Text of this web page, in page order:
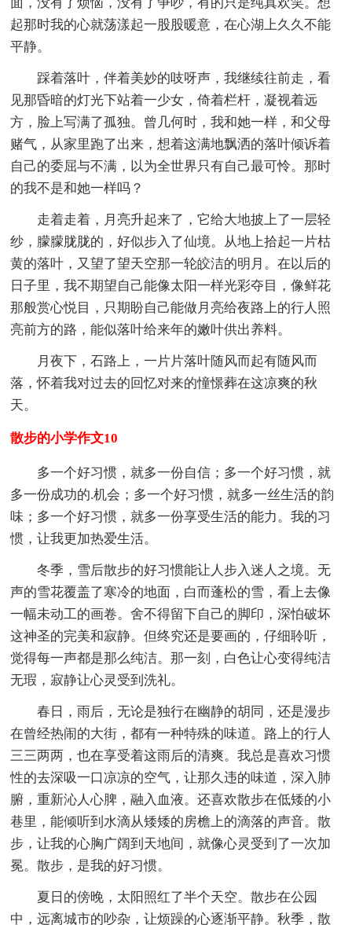
面，没有了烦恼，没有了争吵，有的只是纯真欢笑。想
起那时我的心就荡漾起一股股暖意，在心湖上久久不能
平静。
踩着落叶，伴着美妙的吱呀声，我继续往前走，看
见那昏暗的灯光下站着一少女，倚着栏杆，凝视着远
方，脸上写满了孤独。曾几何时，我和她一样，和父母
赌气，从家里跑了出来，想着这满地飘洒的落叶倾诉着
自己的委屈与不满，以为全世界只有自己最可怜。那时
的我不是和她一样吗？
走着走着，月亮升起来了，它给大地披上了一层轻
纱，朦朦胧胧的，好似步入了仙境。从地上拾起一片枯
黄的落叶，又望了望天空那一轮皎洁的明月。在以后的
日子里，我不期望自己能像太阳一样光彩夺目，像鲜花
那般赏心悦目，只期盼自己能做月亮给夜路上的行人照
亮前方的路，能似落叶给来年的嫩叶供出养料。
月夜下，石路上，一片片落叶随风而起有随风而
落，怀着我对过去的回忆对来的憧憬葬在这凉爽的秋
天。
散步的小学作文10
多一个好习惯，就多一份自信；多一个好习惯，就
多一份成功的.机会；多一个好习惯，就多一丝生活的韵
味；多一个好习惯，就多一份享受生活的能力。我的习
惯，让我更加热爱生活。
冬季，雪后散步的好习惯能让人步入迷人之境。无
声的雪花覆盖了寒冷的地面，白而蓬松的雪，看上去像
一幅未动工的画卷。舍不得留下自己的脚印，深怕破坏
这神圣的完美和寂静。但终究还是要画的，仔细聆听，
觉得每一声都是那么纯洁。那一刻，白色让心变得纯洁
无瑕，寂静让心灵受到洗礼。
春日，雨后，无论是独行在幽静的胡同，还是漫步
在曾经热闹的大街，都有一种特殊的味道。路上的行人
三三两两，也在享受着这雨后的清爽。我总是喜欢习惯
性的去深吸一口凉凉的空气，让那久违的味道，深入肺
腑，重新沁人心脾，融入血液。还喜欢散步在低矮的小
巷里，能倾听到水滴从矮矮的房檐上的滴落的声音。散
步，让我的心胸广阔到天地间，就像心灵受到了一次加
冕。散步，是我的好习惯。
夏日的傍晚，太阳照红了半个天空。散步在公园
中，远离城市的吵杂，让烦躁的心逐渐平静。秋季，散